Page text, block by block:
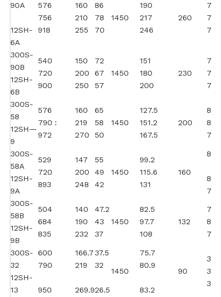
90A
12SH-
6A
576
756
918
160
210
255
86
78
70
1450
190
217
246
260
71
74
71
300S-
90B
12SH-
6B
540
720
900
150
200
250
72
67
57
1450
151
180
200
230
70
73
70
300S-
58
12SH—
9
576
790 :
972
160
219
270
65
58
50
1450
127.5
151.2
167.5
200
80
79
300S-
58A
12SH-
9A
529
720
893
147
200
248
55
49
42
1450
99.2
115.6
131
160
80
83
78
300S-
58B
12SH-
9B
504
684
835
140
190
232
47.2
43
37
1450
82.5
97.7
108
132
79
82
78
300S-
32
12SH-
13
600
790
950
166.7
219
269.9
37.5
32
26.5
1450
75.7
80.9
83.2
90
31